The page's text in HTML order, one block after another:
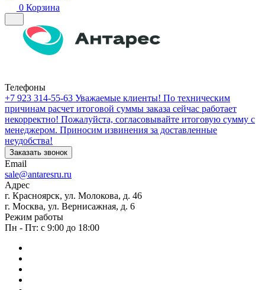
0 Корзина
Телефоны
+7 923 314-55-63 Уважаемые клиенты! По техническим
причинам расчет итоговой суммы заказа сейчас работает
некорректно! Пожалуйста, согласовывайте итоговую сумму с
менеджером. Приносим извинения за доставленные
неудобства!
Заказать звонок
Email
sale@antaresru.ru
Адрес
г. Красноярск, ул. Молокова, д. 46
г. Москва, ул. Вернисажная, д. 6
Режим работы
Пн - Пт: с 9:00 до 18:00